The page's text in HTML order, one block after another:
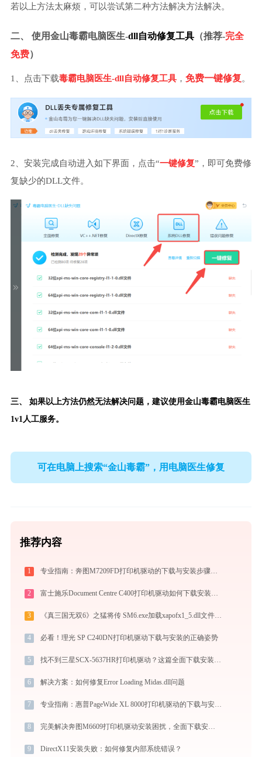
若以上方法太麻烦，可以尝试第二种方法解决方法解决。
二、 使用金山毒霸电脑医生-dll自动修复工具（推荐-完全
免费）
1、 点击下载毒霸电脑医生-dll自动修复工具， 免费一键修复。
2、安装完成自动进入如下界面，点击“一键修复”，即可免费修
复缺少的DLL文件。
三、 如果以上方法仍然无法解决问题，建议使用金山毒霸电脑医生
1v1人工服务。
可在电脑上搜索“金山毒霸”，用电脑医生修复
推荐内容
1 专业指南：奔图M7209FD打印机驱动的下载与安装步骤详解
2 富士施乐Document Centre C400打印机驱动如何下载安装？这里有你需要的所有信息
3 《真三国无双6》之猛将传 SM6.exe加载xapofx1_5.dll文件丢失处理办法
4 必看！理光 SP C240DN打印机驱动下载与安装的正确姿势
5 找不到三星SCX-5637HR打印机驱动？这篇全面下载安装指南帮到你
6 解决方案：如何修复Error Loading Midas.dll问题
7 专业指南：惠普PageWide XL 8000打印机驱动的下载与安装步骤详解
8 完美解决奔图M6609打印机驱动安装困扰，全面下载安装教程
9 DirectX11安装失败：如何修复内部系统错误？